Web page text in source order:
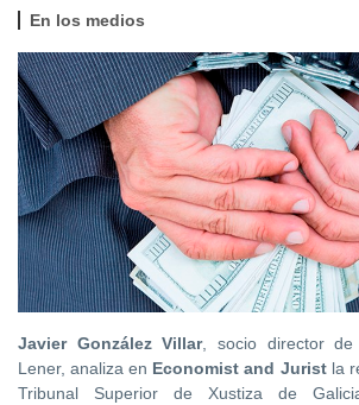
En los medios
Javier González Villar, socio director
Lener, analiza en Economist and Juristla
Tribunal Superior de Xustiza de